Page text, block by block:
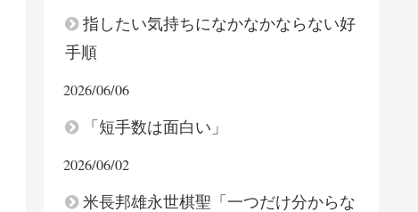
指したい気持ちになかなかならない好
手順
2026/06/06
「短手数は面白い」
2026/06/02
米長邦雄永世棋聖「一つだけ分からな